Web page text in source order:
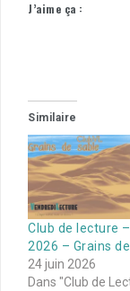
J’aime ça :
Similaire
Club de lecture
2026 – Grains
24 juin 2026
Dans "Club de